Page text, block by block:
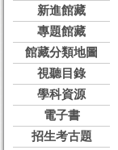
新進館藏
專題館藏
館藏分類地圖
視聽目錄
學科資源
電子書
招生考古題